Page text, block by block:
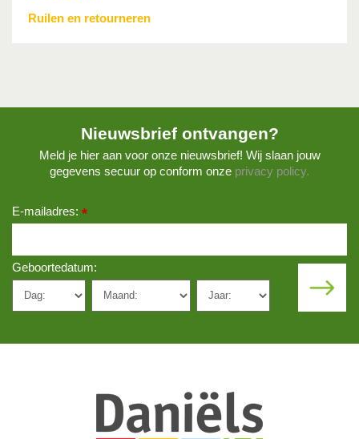
Ruilen en retourneren
Nieuwsbrief ontvangen?
Meld je hier aan voor onze nieuwsbrief! Wij slaan jouw
gegevens secuur op conform onze privacy policy.
E-mailadres: *
Geboortedatum: